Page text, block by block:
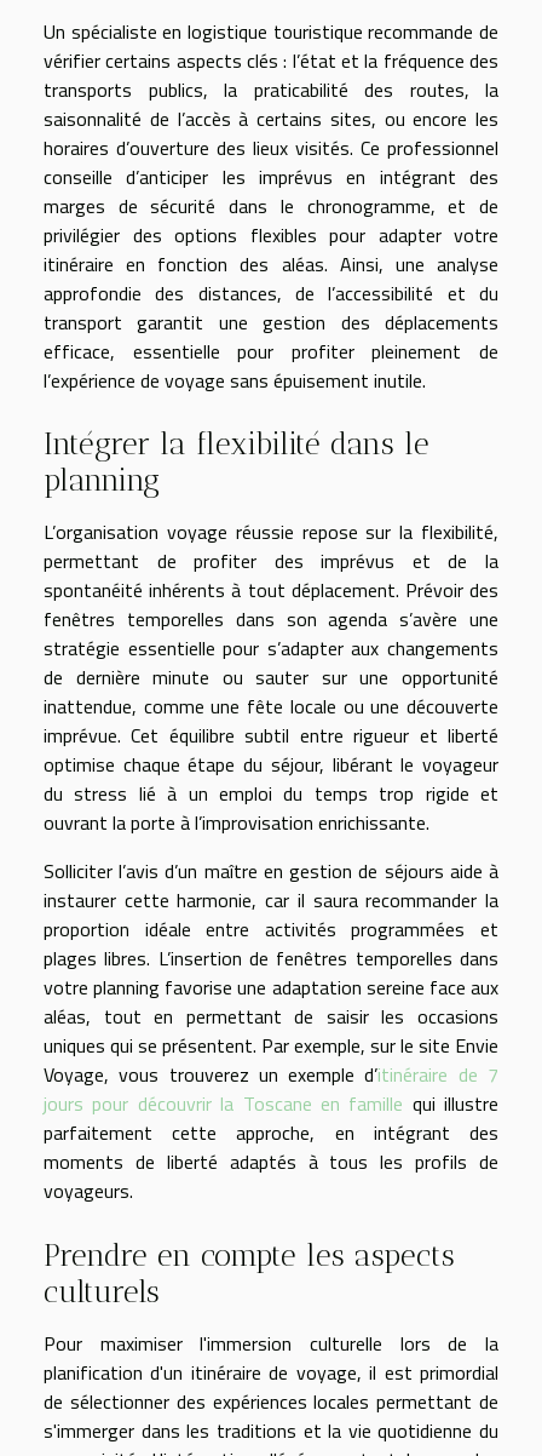
Un spécialiste en logistique touristique recommande de
vérifier certains aspects clés : l’état et la fréquence des
transports publics, la praticabilité des routes, la
saisonnalité de l’accès à certains sites, ou encore les
horaires d’ouverture des lieux visités. Ce professionnel
conseille d’anticiper les imprévus en intégrant des
marges de sécurité dans le chronogramme, et de
privilégier des options flexibles pour adapter votre
itinéraire en fonction des aléas. Ainsi, une analyse
approfondie des distances, de l’accessibilité et du
transport garantit une gestion des déplacements
efficace, essentielle pour profiter pleinement de
l’expérience de voyage sans épuisement inutile.
Intégrer la flexibilité dans le
planning
L’organisation voyage réussie repose sur la flexibilité,
permettant de profiter des imprévus et de la
spontanéité inhérents à tout déplacement. Prévoir des
fenêtres temporelles dans son agenda s’avère une
stratégie essentielle pour s’adapter aux changements
de dernière minute ou sauter sur une opportunité
inattendue, comme une fête locale ou une découverte
imprévue. Cet équilibre subtil entre rigueur et liberté
optimise chaque étape du séjour, libérant le voyageur
du stress lié à un emploi du temps trop rigide et
ouvrant la porte à l’improvisation enrichissante.
Solliciter l’avis d’un maître en gestion de séjours aide à
instaurer cette harmonie, car il saura recommander la
proportion idéale entre activités programmées et
plages libres. L’insertion de fenêtres temporelles dans
votre planning favorise une adaptation sereine face aux
aléas, tout en permettant de saisir les occasions
uniques qui se présentent. Par exemple, sur le site Envie
Voyage, vous trouverez un exemple d’itinéraire de 7
jours pour découvrir la Toscane en famille qui illustre
parfaitement cette approche, en intégrant des
moments de liberté adaptés à tous les profils de
voyageurs.
Prendre en compte les aspects
culturels
Pour maximiser l'immersion culturelle lors de la
planification d'un itinéraire de voyage, il est primordial
de sélectionner des expériences locales permettant de
s'immerger dans les traditions et la vie quotidienne du